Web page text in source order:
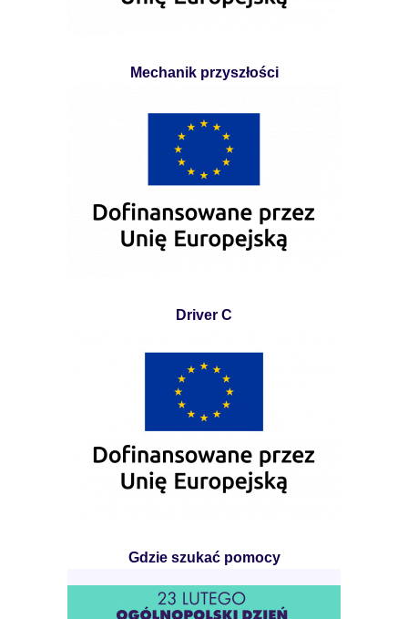
Mechanik przyszłości
Driver C
Gdzie szukać pomocy